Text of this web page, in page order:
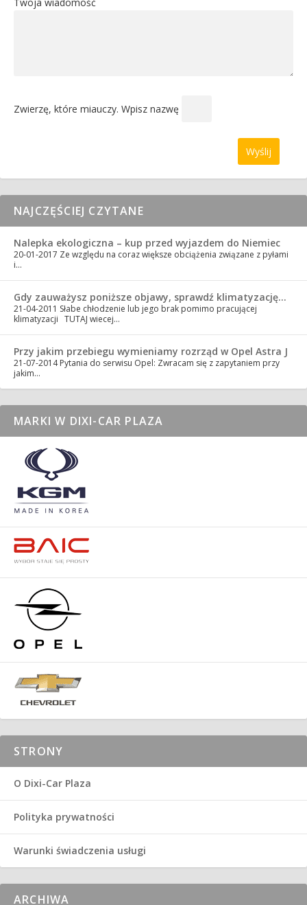
Zwierzę, które miauczy. Wpisz nazwę
NAJCZĘŚCIEJ CZYTANE
Nalepka ekologiczna – kup przed wyjazdem do Niemiec
20-01-2017 Ze względu na coraz większe obciążenia związane z pyłami
i…
Gdy zauważysz poniższe objawy, sprawdź klimatyzację…
21-04-2011 Słabe chłodzenie lub jego brak pomimo pracującej
klimatyzacji TUTAJ wiecej…
Przy jakim przebiegu wymieniamy rozrząd w Opel Astra J
21-07-2014 Pytania do serwisu Opel: Zwracam się z zapytaniem przy
jakim…
MARKI W DIXI-CAR PLAZA
STRONY
O Dixi-Car Plaza
Polityka prywatności
Warunki świadczenia usługi
ARCHIWA